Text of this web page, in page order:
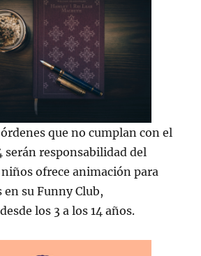
que no cumplan con el
serán responsabilidad del
ofrece animación para
en su Funny Club,
desde los 3 a los 14 años.